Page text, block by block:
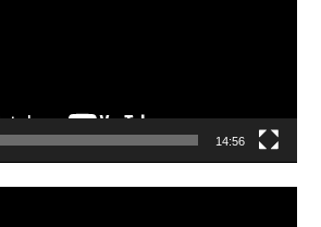
14:56